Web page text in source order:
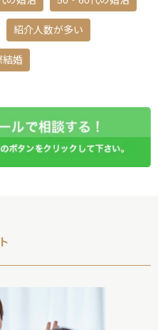
紹介人数が多い
結婚